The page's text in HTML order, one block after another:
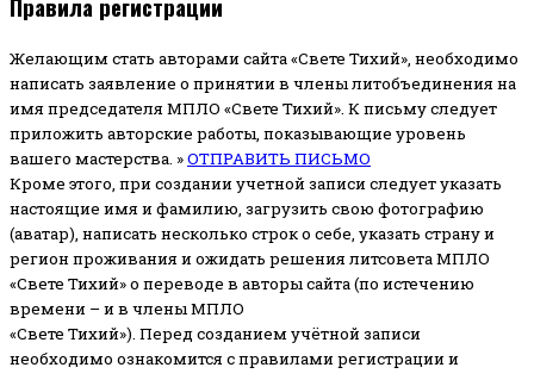
Желающим стать авторами сайта «Свете Тихий», необходимо
написать заявление о принятии в члены литобъединения на
имя председателя МПЛО «Свете Тихий». К письму следует
приложить авторские работы, показывающие уровень
вашего мастерства. »ОТПРАВИТЬ ПИСЬМО
Кроме этого, при создании учетной записи следует указать
настоящие имя и фамилию, загрузить свою фотографию
(аватар), написать несколько строк о себе, указать страну и
регион проживания и ожидать решения литсовета МПЛО
«Свете Тихий» о переводе в авторы сайта (по истечению
времени – и в члены МПЛО
«Свете Тихий»). Перед созданием учётной записи
необходимо ознакомится с правилами регистрации и